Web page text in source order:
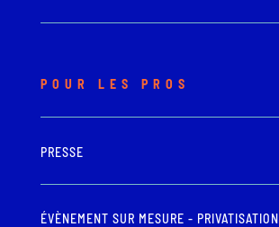
POUR LES PROS
PRESSE
ÉVÈNEMENT SUR MESURE - PRIVATISATION